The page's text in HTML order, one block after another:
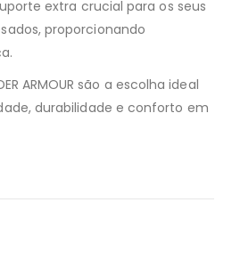
extra crucial para os seus
proporcionando
ARMOUR são a escolha ideal
durabilidade e conforto em